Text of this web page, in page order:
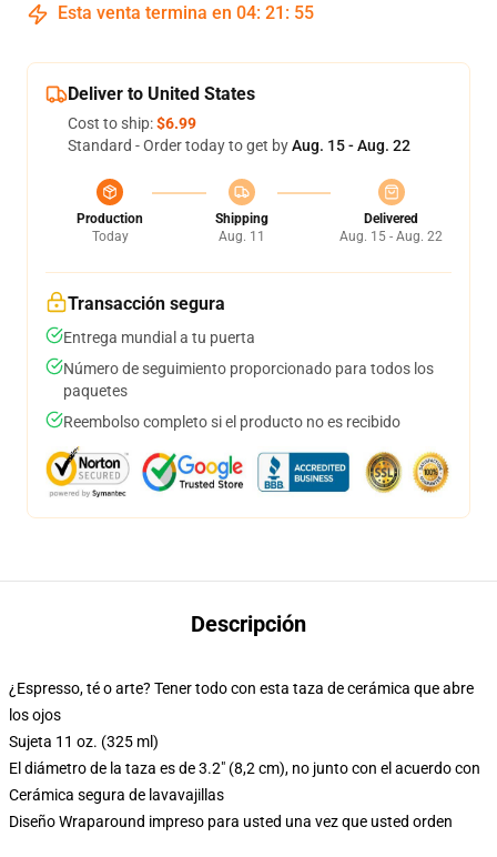
Esta venta termina en 04: 21 : 54
Deliver to United States
Cost to ship:$6.99
Standard - Order today to get byAug. 15 - Aug. 22
Production
Today
Shipping
Aug. 11
Delivered
Aug. 15 - Aug. 22
Transacción segura
Entrega mundial a tu puerta
Número de seguimiento proporcionado para todos los
paquetes
Reembolso completo si el producto no es recibido
Descripción
¿Espresso, té o arte? Tener todo con esta taza de cerámica que abre
los ojos
Sujeta 11 oz. (325 ml)
El diámetro de la taza es de 3.2" (8,2 cm), no junto con el acuerdo con
Cerámica segura de lavavajillas
Diseño Wraparound impreso para usted una vez que usted orden